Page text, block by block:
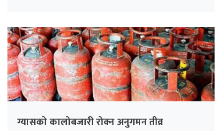
ग्यासको कालोबजारी रोक्न अनुगमन तीव्र